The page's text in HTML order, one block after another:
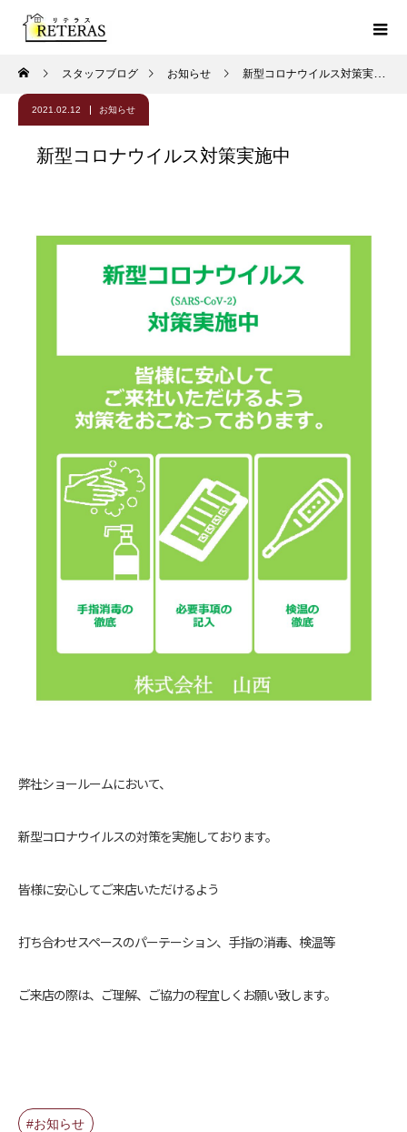
スタッフブログ お知らせ 新型コロナウイルス対策実施中
2021.02.12 お知らせ
新型コロナウイルス対策実施中
弊社ショールームにおいて、
新型コロナウイルスの対策を実施しております。
皆様に安心してご来店いただけるよう
打ち合わせスペースのパーテーション、手指の消毒、検温等
ご来店の際は、ご理解、ご協力の程宜しくお願い致します。
お知らせ